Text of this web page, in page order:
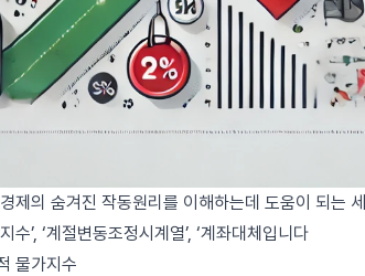
제의 숨겨진 작동원리를 이해하는데 도움이 되는
수’, ‘계절변동조정시계열’, ‘계좌대체입니다
물가지수